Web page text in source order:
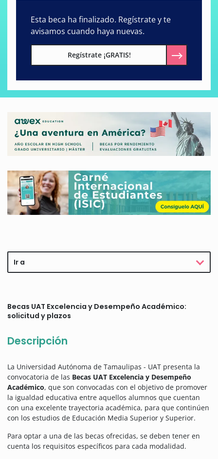
Esta beca ha finalizado. Regístrate y te
avisamos cuando haya nuevas.
Regístrate ¡GRATIS!
Ir a
Becas UAT Excelencia y Desempeño Académico:
solicitud y plazos
Descripción
La Universidad Autónoma de Tamaulipas - UAT presenta la
convocatoria de las Becas UAT Excelencia y Desempeño
Académico, que son convocadas con el objetivo de promover
la igualdad educativa entre aquellos alumnos que cuentan
con una excelente trayectoria académica, para que continúen
con los estudios de Educación Media Superior y Superior.
Para optar a una de las becas ofrecidas, se deben tener en
cuenta los requisitos específicos para cada modalidad.